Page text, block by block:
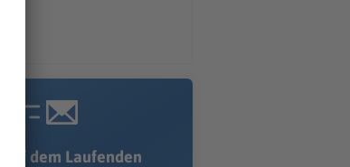
dem Laufenden